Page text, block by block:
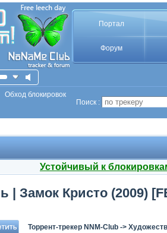
Портал
Форум
Обход блокировок
Поиск :
Устойчивый к
| Замок Кристо (2009)
Торрент-трекер NNM-Club ->